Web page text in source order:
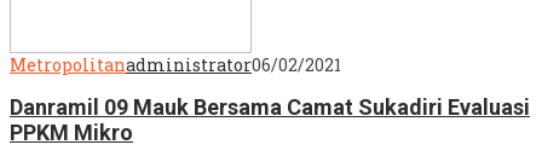
Metropolitanadministrator06/02/2021
Danramil 09 Mauk Bersama Camat Sukadiri Evaluasi
PPKM Mikro